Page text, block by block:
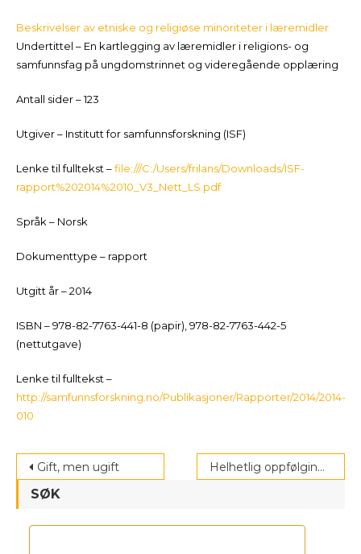
Beskrivelser av etniske og religiøse minoriteter i læremidler
Undertittel – En kartlegging av læremidler i religions- og
samfunnsfag på ungdomstrinnet og videregående opplæring
Antall sider – 123
Utgiver – Institutt for samfunnsforskning (ISF)
Lenke til fulltekst –file:///C:/Users/frilans/Downloads/ISF-
rapport%202014%2010_V3_Nett_LS.pdf
Språk – Norsk
Dokumenttype – rapport
Utgitt år – 2014
ISBN – 978-82-7763-441-8 (papir), 978-82-7763-442-5
(nettutgave)
Lenke til fulltekst –
http://samfunnsforskning.no/Publikasjoner/Rapporter/2014/2014-
010
Post
navigation
Gift, men ugift Helhetlig oppfølging av nyankomne elever
SØK